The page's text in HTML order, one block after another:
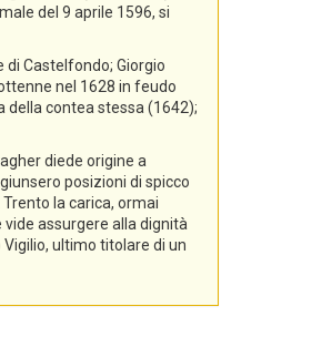
del 9 aprile 1596, si
Castelfondo; Giorgio
nel 1628 in feudo
della contea stessa (1642);
diede origine a
posizioni di spicco
la carica, ormai
assurgere alla dignità
ultimo titolare di un